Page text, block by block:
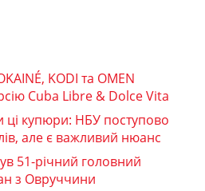
KODI та OMEN
Cuba Libre & Dolce Vita
ці купюри: НБУ поступово
але є важливий нюанс
51-річний головний
з Овруччини